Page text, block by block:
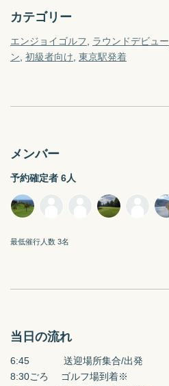
カテゴリー
エンジョイゴルフ ラウンドデビュー
ン 初級者向け 東京駅発着
メンバー
予約確定者 6人
最低催行人数 3名
当日の流れ
6:45　　　  送迎場所集合/出発
8:30ごろ　 ゴルフ場到着※